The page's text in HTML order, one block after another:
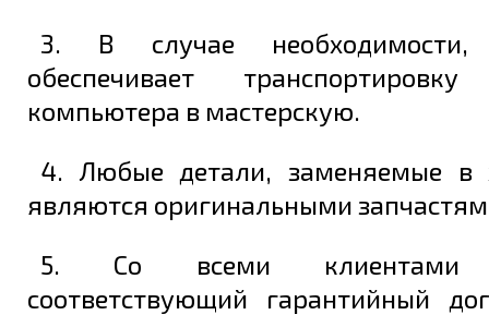
3. В случае необходимости,
обеспечивает
компьютера в мастерскую.
4. Любые детали, заменяемые в
являются оригинальными
5. Со всеми клиентами
соответствующий гарантийный